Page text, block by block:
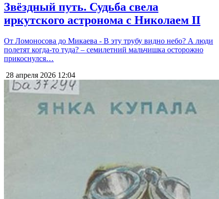
Звёздный путь. Судьба свела
иркутского астронома с Николаем II
От Ломоносова до Микаева - В эту трубу видно небо? А люди
полетят когда-то туда? – семилетний мальчишка осторожно
прикоснулся…
28 апреля 2026 12:04